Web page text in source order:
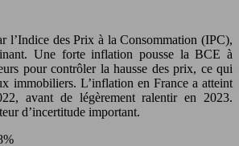
l’Indice des Prix à la Consommation (IPC),
Une forte inflation pousse la BCE à
pour contrôler la hausse des prix, ce qui
immobiliers. L’inflation en France a atteint
avant de légèrement ralentir en 2023.
d’incertitude important.